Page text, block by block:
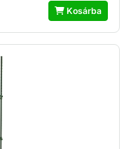
Kosárba